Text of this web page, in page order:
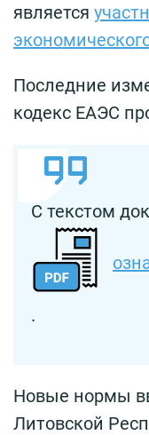
является
Последние
кодекс ЕАЭС
С текстом
.
Новые нормы
Литовской